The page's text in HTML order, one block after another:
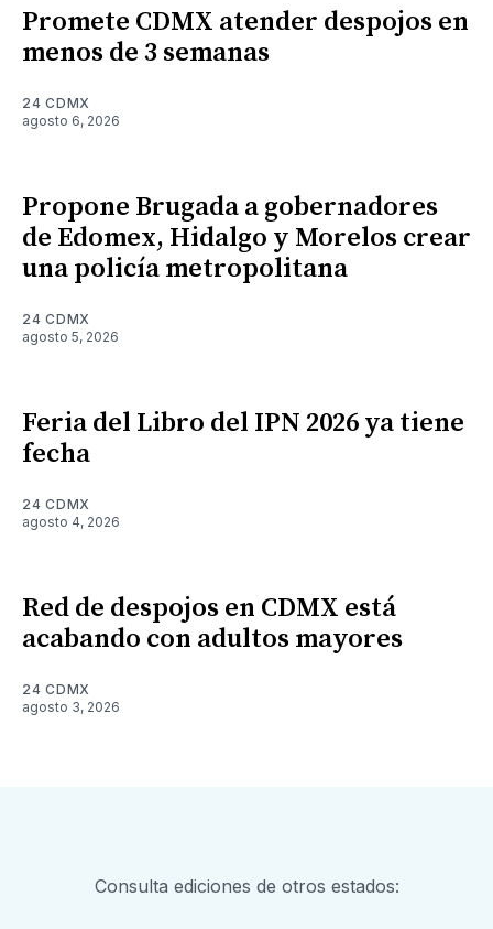
Promete CDMX atender despojos en
menos de 3 semanas
24 CDMX
agosto 6, 2026
Propone Brugada a gobernadores
de Edomex, Hidalgo y Morelos crear
una policía metropolitana
24 CDMX
agosto 5, 2026
Feria del Libro del IPN 2026 ya tiene
fecha
24 CDMX
agosto 4, 2026
Red de despojos en CDMX está
acabando con adultos mayores
24 CDMX
agosto 3, 2026
Consulta ediciones de otros estados: